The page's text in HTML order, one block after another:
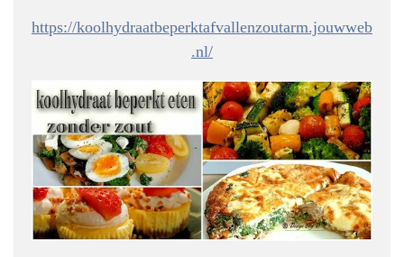
https://koolhydraatbeperktafvallenzoutarm.jouwweb
.nl/